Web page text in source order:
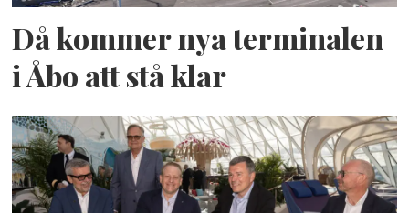
Då kommer nya terminalen
i Åbo att stå klar